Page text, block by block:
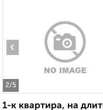
2/5
‹
1-к квартира, на